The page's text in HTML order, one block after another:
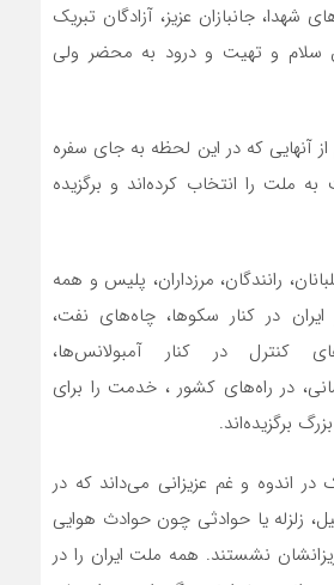
جانبازان عزیز، آزادگان تبریک
سلام و تهیت و درود به محضر ولی
از آنهایی که در این لحظه به جای سفره
ملت را انتخاب کرده‌اند و برگزیده
رانندگان، مرزداران، پلیس و همه
در کنار سکوها، چاه‌های نفت،
کنترل در کنار آمبولانس‌ها،
در راه‌های کشور ، خدمت را برای
برگزیده‌اند.
اندوه و غم عزیزانی می‌داند که در
زلزله یا حوادثی چون حوادث هوایی
نشستند. همه ملت ایران را در